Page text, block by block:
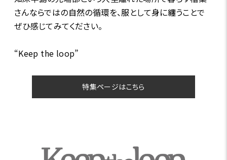
さんならではの自然の循環を、服として身に纏うことで
ぜひ感じてみてください。
“Keep the loop”
特集ページはこちら